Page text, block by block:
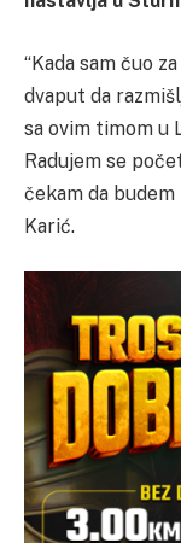
“Kada sam čuo
dvaput da
sa ovim timom u
Radujem se
čekam da budem
Karić.